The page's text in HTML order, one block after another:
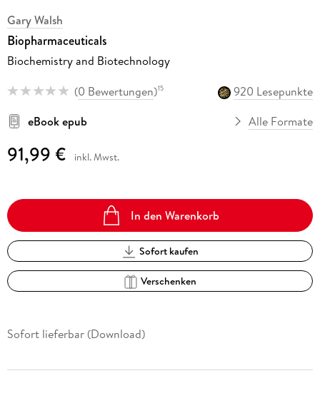
Gary Walsh
Biopharmaceuticals
Biochemistry and Biotechnology
(0 Bewertungen)15
920 Lesepunkte
eBook epub
Alle Formate
91,99 € inkl. Mwst.
In den Warenkorb
Sofort kaufen
Verschenken
Sofort lieferbar (Download)